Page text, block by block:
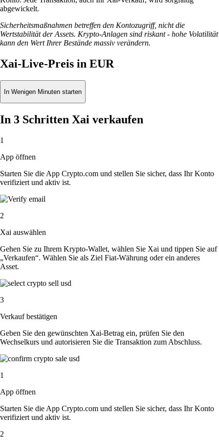
abgewickelt.
Sicherheitsmaßnahmen betreffen den Kontozugriff, nicht die
Wertstabilität der Assets. Krypto-Anlagen sind riskant - hohe Volatilität
kann den Wert Ihrer Bestände massiv verändern.
Xai-Live-Preis in EUR
In Wenigen Minuten starten
In 3 Schritten Xai verkaufen
1
App öffnen
Starten Sie die App Crypto.com und stellen Sie sicher, dass Ihr Konto
verifiziert und aktiv ist.
2
Xai auswählen
Gehen Sie zu Ihrem Krypto-Wallet, wählen Sie Xai und tippen Sie auf
„Verkaufen“. Wählen Sie als Ziel Fiat-Währung oder ein anderes
Asset.
3
Verkauf bestätigen
Geben Sie den gewünschten Xai-Betrag ein, prüfen Sie den
Wechselkurs und autorisieren Sie die Transaktion zum Abschluss.
1
App öffnen
Starten Sie die App Crypto.com und stellen Sie sicher, dass Ihr Konto
verifiziert und aktiv ist.
2